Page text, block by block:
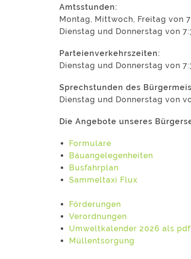
Amtsstunden:
Montag, Mittwoch, Freitag von
Dienstag und Donnerstag von
Parteienverkehrszeiten:
Dienstag und Donnerstag von
Sprechstunden des
Dienstag und Donnerstag von
Die Angebote unseres
Formulare
Bauangelegenheiten
Busfahrplan
Sammeltaxi Flux
Förderungen
Verordnungen
Umweltkalender 2026 als pdf
Müllentsorgung